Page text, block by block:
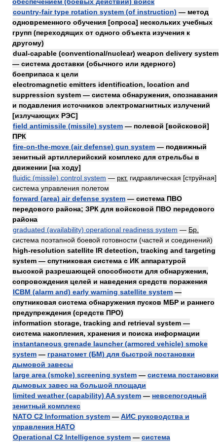
country-fair type rotation system (of instruction) — метод
одновременного обучения [опроса] нескольких учебных
групп (переходящих от одного объекта изучения к
другому)
dual-capable (conventional/nuclear) weapon delivery system
— система доставки (обычного или ядерного)
боеприпаса к цели
electromagnetic emitters identification, location and
suppression system — система обнаружения, опознавания
и подавления источников электромагнитных излучений
[излучающих РЭС]
field antimissile (missile) system — полевой [войсковой]
ПРК
fire-on-the-move (air defense) gun system — подвижный
зенитный артиллерийский комплекс для стрельбы в
движении [на ходу]
fluidic (missile) control system — ркт. гидравлическая [струйная]
система управления полетом
forward (area) air defense system — система ПВО
передового района; ЗРК для войсковой ПВО передового
района
graduated (availability) operational readiness system — Бр.
система поэтапной боевой готовности (частей и соединений)
high-resolution satellite IR detection, tracking and targeting
system — спутниковая система с ИК аппаратурой
высокой разрешающей способности для обнаружения,
сопровождения целей и наведения средств поражения
ICBM (alarm and) early warning satellite system —
спутниковая система обнаружения пусков МБР и раннего
предупреждения (средств ПРО)
information storage, tracking and retrieval system —
система накопления, хранения и поиска информации
instantaneous grenade launcher (armored vehicle) smoke
system — гранатомет (БМ) для быстрой постановки
дымовой завесы
large area (smoke) screening system — система постановки
дымовых завес на большой площади
limited weather (capability) AA system — невсепогодный
зенитный комплекс
NATO C2 Information system — АИС руководства и
управления НАТО
Operational C2 Intelligence system — система